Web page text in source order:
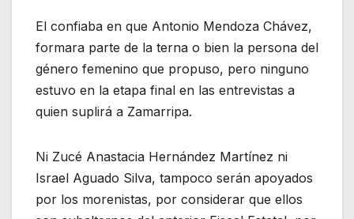
El confiaba en que Antonio Mendoza Chávez,
formara parte de la terna o bien la persona del
género femenino que propuso, pero ninguno
estuvo en la etapa final en las entrevistas a
quien suplirá a Zamarripa.
Ni Zucé Anastacia Hernández Martínez ni
Israel Aguado Silva, tampoco serán apoyados
por los morenistas, por considerar que ellos